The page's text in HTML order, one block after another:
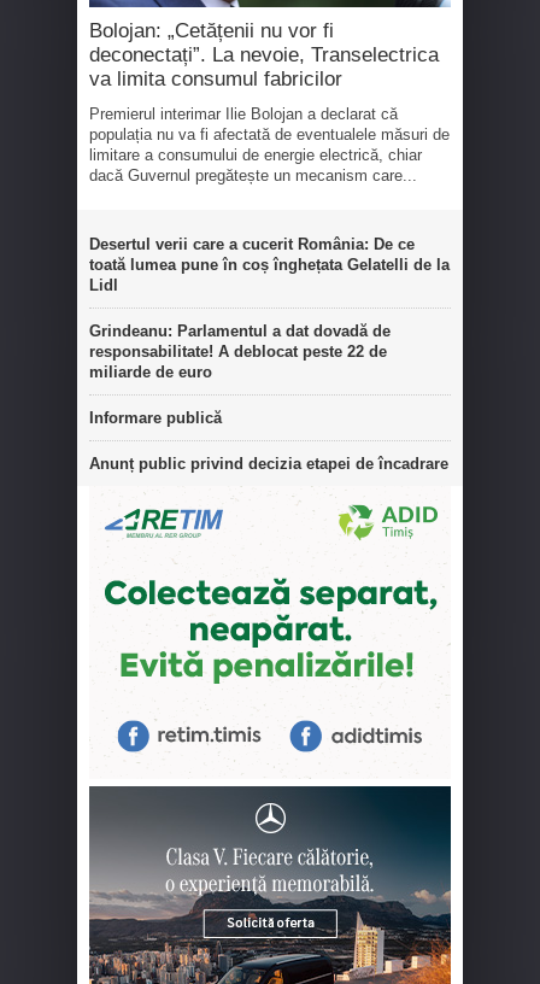
Bolojan: „Cetățenii nu vor fi
deconectați”. La nevoie, Transelectrica
va limita consumul fabricilor
Premierul interimar Ilie Bolojan a declarat că
populația nu va fi afectată de eventualele măsuri de
limitare a consumului de energie electrică, chiar
dacă Guvernul pregătește un mecanism care...
Desertul verii care a cucerit România: De ce
toată lumea pune în coș înghețata Gelatelli de la
Lidl
Grindeanu: Parlamentul a dat dovadă de
responsabilitate! A deblocat peste 22 de
miliarde de euro
Informare publică
Anunț public privind decizia etapei de încadrare